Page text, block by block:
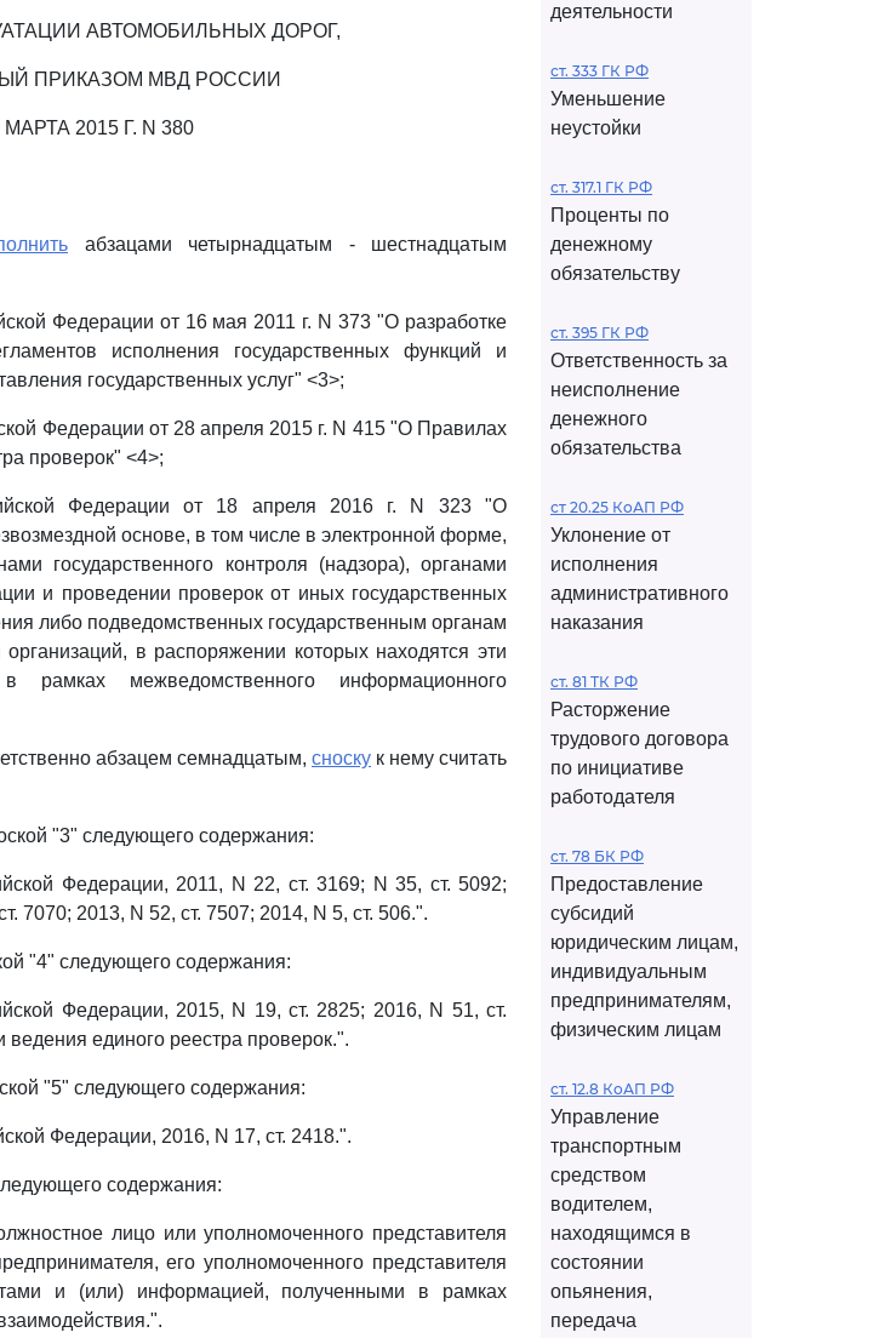
АВТОМОБИЛЬНЫХ ДОРОГ,
ПРИКАЗОМ МВД РОССИИ
2015 Г. N 380
абзацами четырнадцатым - шестнадцатым
Федерации от 16 мая 2011 г. N 373 "О разработке
исполнения государственных функций и
государственных услуг" <3>;
Федерации от 28 апреля 2015 г. N 415 "О Правилах
проверок" <4>;
Федерации от 18 апреля 2016 г. N 323 "О
основе, в том числе в электронной форме,
государственного контроля (надзора), органами
и проведении проверок от иных государственных
либо подведомственных государственным органам
в распоряжении которых находятся эти
межведомственного информационного
абзацем семнадцатым, сноску к нему считать
"3" следующего содержания:
Федерации, 2011, N 22, ст. 3169; N 35, ст. 5092;
7070; 2013, N 52, ст. 7507; 2014, N 5, ст. 506.".
"4" следующего содержания:
Федерации, 2015, N 19, ст. 2825; 2016, N 51, ст.
единого реестра проверок.".
"5" следующего содержания:
Федерации, 2016, N 17, ст. 2418.".
содержания:
лицо или уполномоченного представителя
его уполномоченного представителя
и (или) информацией, полученными в рамках
деятельности
ст. 333 ГК РФ
Уменьшение
неустойки
ст. 317.1 ГК РФ
Проценты по
денежному
обязательству
ст. 395 ГК РФ
Ответственность за
неисполнение
денежного
обязательства
ст 20.25 КоАП РФ
Уклонение от
исполнения
административного
наказания
ст. 81 ТК РФ
Расторжение
трудового договора
по инициативе
работодателя
ст. 78 БК РФ
Предоставление
субсидий
юридическим лицам,
индивидуальным
предпринимателям,
физическим лицам
ст. 12.8 КоАП РФ
Управление
транспортным
средством
водителем,
находящимся в
состоянии
опьянения,
передача